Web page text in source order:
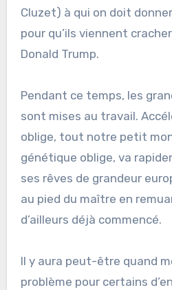
Cluzet) à qui on doit
pour qu’ils viennent
Donald Trump.
Pendant ce temps, les
sont mises au travail.
oblige, tout notre petit
génétique oblige, va
ses rêves de grandeur
au pied du maître en
d’ailleurs déjà commencé.
Il y aura peut-être quand
problème pour certains